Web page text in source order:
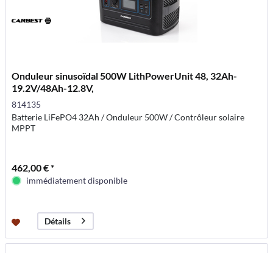
Onduleur sinusoïdal 500W LithPowerUnit 48, 32Ah-
19.2V/48Ah-12.8V,
814135
Batterie LiFePO4 32Ah / Onduleur 500W / Contrôleur solaire
MPPT
462,00 € *
immédiatement disponible
Détails